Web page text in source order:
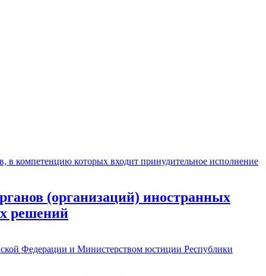
(организаций) иностранных
решений